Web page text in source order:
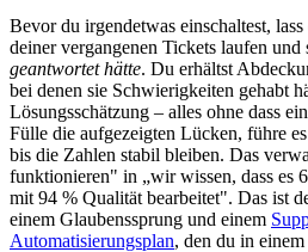
Bevor du irgendetwas einschaltest,
deiner vergangenen Tickets laufen und
geantwortet hätte. Du erhältst
bei denen sie Schwierigkeiten gehabt
Lösungsschätzung – alles ohne dass
Fülle die aufgezeigten Lücken, führe
bis die Zahlen stabil bleiben. Das
funktionieren" in „wir wissen, dass es
mit 94 % Qualität bearbeitet". Das ist
einem Glaubenssprung und einem
Automatisierungsplan, den du in